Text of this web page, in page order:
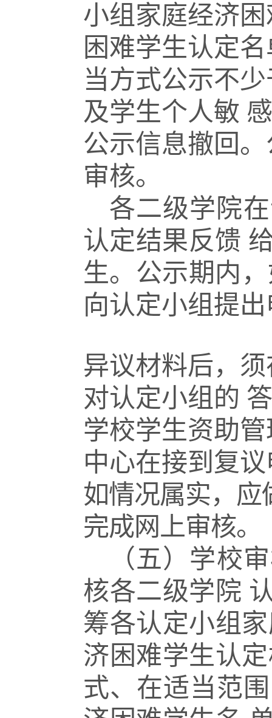
小组家庭经济
困难学生认定
当方式公示不
及学生个人敏
公示信息撤回
审核。
各二级学院
认定结果反馈
生。公示期内
向认定小组提
异议材料后，须
对认定小组的
学校学生资助
中心在接到复
如情况属实，
完成网上审核。
（五）学校
核各二级学院
筹各认定小组
济困难学生认
式、在适当范